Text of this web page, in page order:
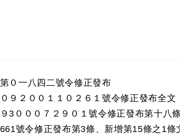
０一八四二號令修正發布
９２００１１０２６１號令修正發布全文
3０００７２９０１號令修正發布第十八
號令修正發布第3條、新增第15條之1條